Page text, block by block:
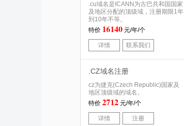
.cu域名是ICANN为古巴共和国国家
及地区分配的顶级域，注册期限1年
到10年不等。
特价 16140 元/年/个
详情 联系我们
.CZ域名注册
cz为捷克(Czech Republic)国家及
地区顶级域的域名。
特价 2712 元/年/个
详情 注册